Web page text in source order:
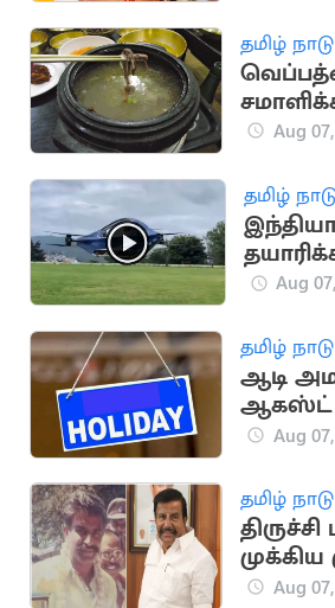
தமிழ் நாடு
இறைச்சி
Aug
தமிழ்
Aug
தமிழ் நாடு
ஆடி
ஆகஸ்ட்
Aug
தமிழ் நாடு
முக்கிய
Aug